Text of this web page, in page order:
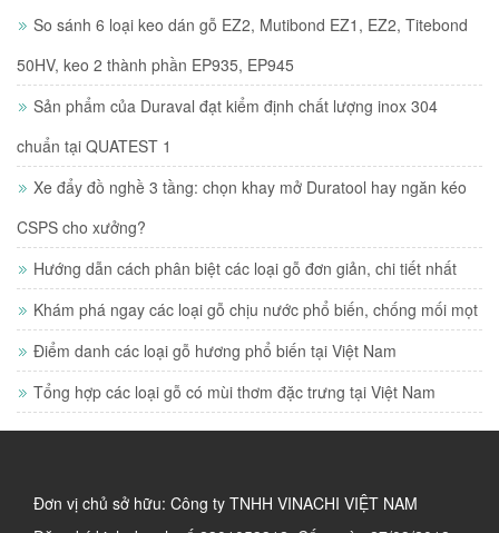
So sánh 6 loại keo dán gỗ EZ2, Mutibond EZ1, EZ2, Titebond
50HV, keo 2 thành phần EP935, EP945
Sản phẩm của Duraval đạt kiểm định chất lượng inox 304
chuẩn tại QUATEST 1
Xe đẩy đồ nghề 3 tầng: chọn khay mở Duratool hay ngăn kéo
CSPS cho xưởng?
Hướng dẫn cách phân biệt các loại gỗ đơn giản, chi tiết nhất
Khám phá ngay các loại gỗ chịu nước phổ biến, chống mối mọt
Điểm danh các loại gỗ hương phổ biến tại Việt Nam
Tổng hợp các loại gỗ có mùi thơm đặc trưng tại Việt Nam
Đơn vị chủ sở hữu: Công ty TNHH VINACHI VIỆT NAM